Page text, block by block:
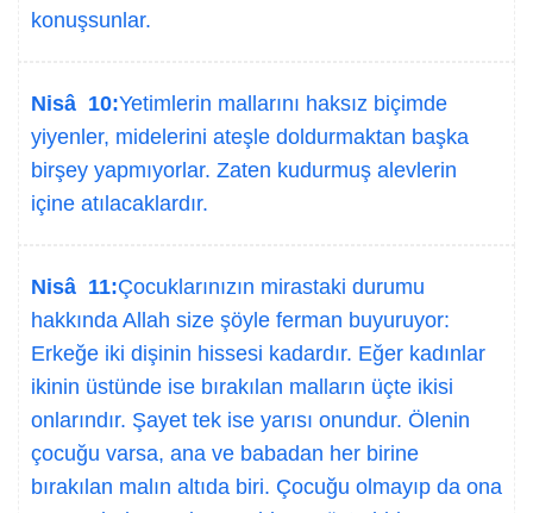
konuşsunlar.
Nisâ 10:Yetimlerin mallarını haksız biçimde
yiyenler, midelerini ateşle doldurmaktan başka
birşey yapmıyorlar. Zaten kudurmuş alevlerin
içine atılacaklardır.
Nisâ 11:Çocuklarınızın mirastaki durumu
hakkında Allah size şöyle ferman buyuruyor:
Erkeğe iki dişinin hissesi kadardır. Eğer kadınlar
ikinin üstünde ise bırakılan malların üçte ikisi
onlarındır. Şayet tek ise yarısı onundur. Ölenin
çocuğu varsa, ana ve babadan her birine
bırakılan malın altıda biri. Çocuğu olmayıp da ona